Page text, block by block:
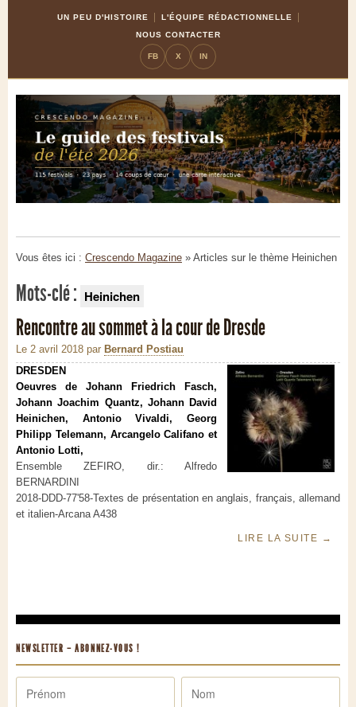
UN PEU D'HISTOIRE
L'ÉQUIPE RÉDACTIONNELLE
NOUS CONTACTER
FB X IN
Vous êtes ici : Crescendo Magazine » Articles sur le thème Heinichen
Mots-clé : Heinichen
Rencontre au sommet à la cour de Dresde
Le 2 avril 2018 par Bernard Postiau
DRESDEN
Oeuvres de Johann Friedrich Fasch,
Johann Joachim Quantz, Johann David
Heinichen, Antonio Vivaldi, Georg
Philipp Telemann, Arcangelo Califano et
Antonio Lotti,
Ensemble ZEFIRO, dir.: Alfredo
BERNARDINI
2018-DDD-77'58-Textes de présentation en anglais, français, allemand
et italien-Arcana A438
LIRE LA SUITE →
NEWSLETTER – ABONNEZ-VOUS !